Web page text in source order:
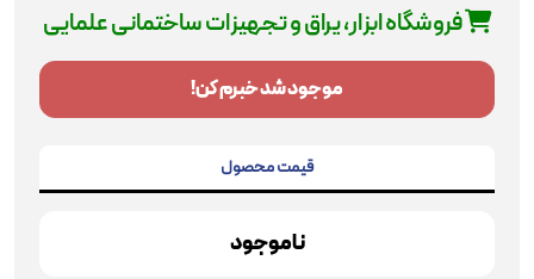
فروشگاه ابزار، یراق و تجهیزات ساختمانی علمایی
موجود شد خبرم کن!
قیمت محصول
ناموجود